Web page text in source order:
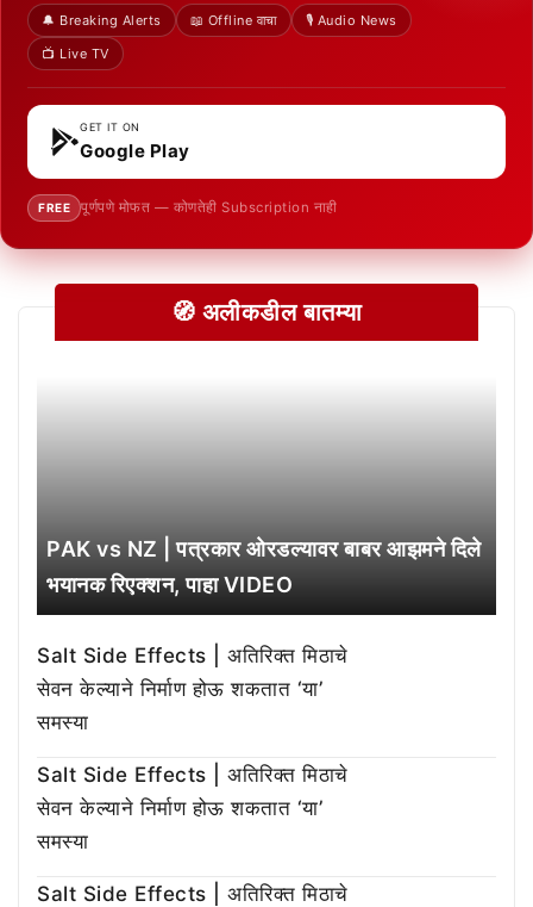
🔔 Breaking Alerts 📖 Offline वाचा
🎙️ Audio News
📺 Live TV
GET IT ON
Google Play
FREE पूर्णपणे मोफत — कोणतेही Subscription नाही
🧭 अलीकडील बातम्या
PAK vs NZ | पत्रकार ओरडल्यावर बाबर आझमने दिले
भयानक रिएक्शन, पाहा VIDEO
Salt Side Effects | अतिरिक्त मिठाचे
सेवन केल्याने निर्माण होऊ शकतात ‘या’
समस्या
Salt Side Effects | अतिरिक्त मिठाचे
सेवन केल्याने निर्माण होऊ शकतात ‘या’
समस्या
Salt Side Effects | अतिरिक्त मिठाचे